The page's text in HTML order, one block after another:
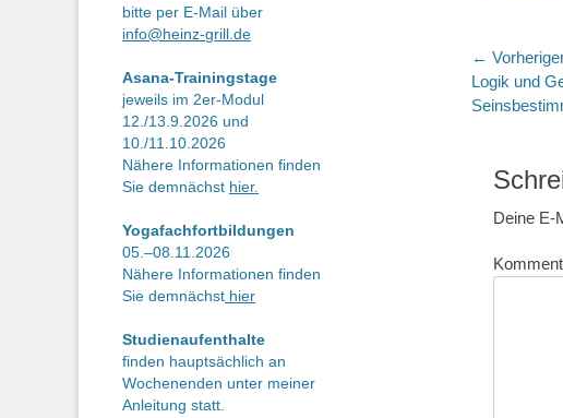
←
Vorheriger
Beitrag:
Logik und
Deine E-
bitte per E-Mail über
info@heinz-grill.de
Asana-Trainingstage
jeweils im 2er-Modul
12./13.9.2026 und
10./11.10.2026
Nähere Informationen finden
Sie demnächst hier.
Yogafachfortbildungen
05.–08.11.2026
Nähere Informationen finden
Sie demnächst hier
Studienaufenthalte
finden hauptsächlich an
Wochenenden unter meiner
Anleitung statt.